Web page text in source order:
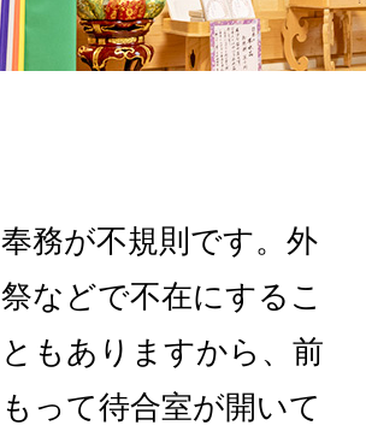
奉務が不規則です。外
祭などで不在にするこ
ともありますから、前
もって待合室が開いて